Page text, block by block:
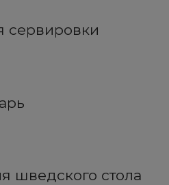
сервировки
шведского стола